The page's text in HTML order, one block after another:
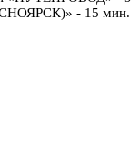
- 15 мин.